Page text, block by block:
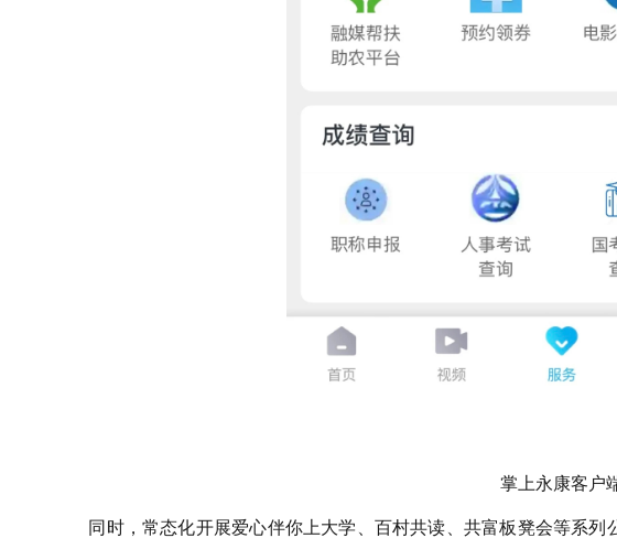
掌上永康客户
同时，常态化开展爱心伴你上大学、百村共读、共富板凳会等系